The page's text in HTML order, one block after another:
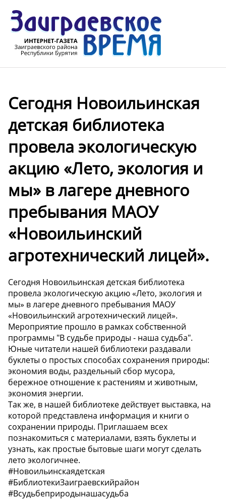
Сегодня Новоильинская
детская библиотека
провела экологическую
акцию «Лето, экология и
мы» в лагере дневного
пребывания МАОУ
«Новоильинский
агротехнический лицей».
Сегодня Новоильинская детская библиотека
провела экологическую акцию «Лето, экология и
мы» в лагере дневного пребывания МАОУ
«Новоильинский агротехнический лицей».
Мероприятие прошло в рамках собственной
программы "В судьбе природы - наша судьба".
Юные читатели нашей библиотеки раздавали
буклеты о простых способах сохранения природы:
экономия воды, раздельный сбор мусора,
бережное отношение к растениям и животным,
экономия энергии.
Так же, в нашей библиотеке действует выставка, на
которой представлена информация и книги о
сохранении природы. Приглашаем всех
познакомиться с материалами, взять буклеты и
узнать, как простые бытовые шаги могут сделать
лето экологичнее.
#Новоильинскаядетская
#БиблиотекиЗаиграевскийрайон
#Всудьбеприродынашасудьба